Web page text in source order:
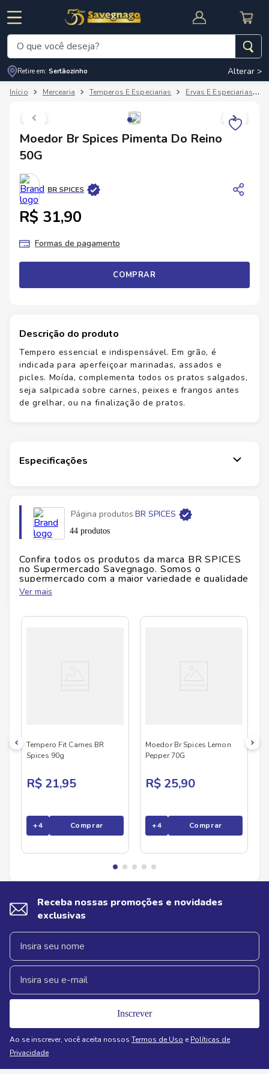
CUPOM DE DESCONTO
O que você deseja?
Retire em: Sertãozinho Alterar >
Mercearia Temperos E Especiarias Ervas E Especiarias
Moedor Br Spices Pimenta Do Reino
50G
BR SPICES
R$ 31,90
Formas de pagamento
COMPRAR
Descrição do produto
Tempero essencial e indispensável. Em grão, é
indicada para aperfeiçoar marinadas, assados e
picles. Moída, complementa todos os pratos salgados,
seja salpicada sobre carnes, peixes e frangos antes
de grelhar, ou na finalização de pratos.
Especificações
Página produtos BR SPICES
44 produtos
Confira todos os produtos da marca BR SPICES
no Supermercado Savegnago. Somos o
supermercado com a maior variedade e qualidade
do Brasil!
de produtos BR SPICES , confira abaixo:
Ver mais
Tempero Fit Carnes BR
Spices 90g
R$ 21,95
+4 Comprar
Moedor Br Spices Lemon
Pepper 70G
R$ 25,90
+4 Comprar
Receba nossas promoções e novidades
exclusivas
Inscrever
Ao se inscrever, você aceita nossos Termos de Uso e Políticas de
Privacidade
Termos mais buscados
cafe
3º
cerveja
5º arroz